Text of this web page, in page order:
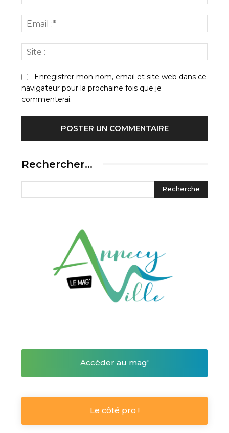
:*
:*
:
Enregistrer mon nom, email et site web dans ce
navigateur pour la prochaine fois que je
commenterai.
Rechercher…
Accéder au mag'
Le côté pro !